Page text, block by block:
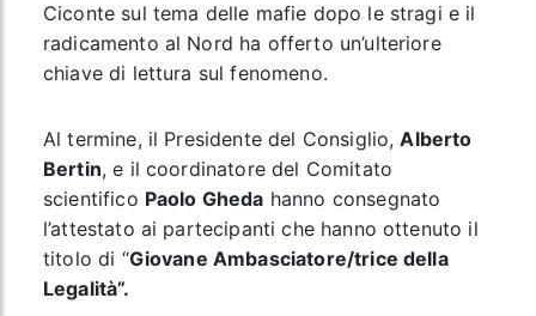
Ciconte sul tema delle mafie dopo le stragi e il
radicamento al Nord ha offerto un’ulteriore
chiave di lettura sul fenomeno.
Al termine, il Presidente del Consiglio,Alberto
Bertin, e il coordinatore del Comitato
scientifico Paolo Gheda hanno consegnato
l’attestato ai partecipanti che hanno ottenuto il
titolo di “Giovane Ambasciatore/trice della
Legalità”.